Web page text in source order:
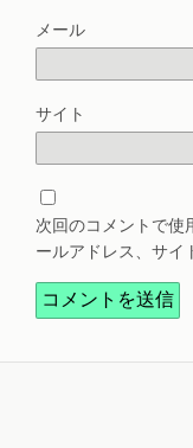
メール
サイト
次回のコメントで使
ールアドレス、サイ